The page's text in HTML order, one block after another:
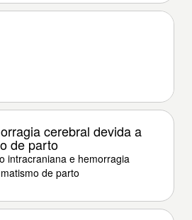
cerebral devida a
de parto
intracraniana e hemorragia
de parto